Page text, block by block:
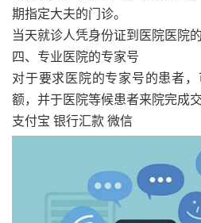
期指定大夫的门诊。
当天就诊人凭身份证到医院医院
四、专业医院的专家号
对于要求医院的专家号的患者
额，并于医院等候患者来院完成交
支付宝 银行汇款 微信